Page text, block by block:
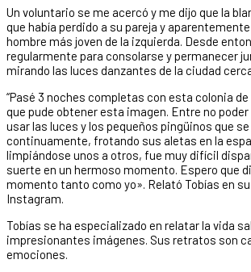
Un voluntario se me acercó y me dijo que la
que había perdido a su pareja y
hombre más joven de la izquierda. Desde
regularmente para consolarse y permanecer
mirando las luces danzantes de la ciudad
“Pasé 3 noches completas con esta colonia
que pude obtener esta imagen. Entre no
usar las luces y los pequeños pingüinos que
continuamente, frotando sus aletas en la
limpiándose unos a otros, fue muy difícil
suerte en un hermoso momento. Espero que
momento tanto como yo». Relató Tobías en
Instagram.
Tobías se ha especializado en relatar la vida
impresionantes imágenes. Sus retratos son
emociones.